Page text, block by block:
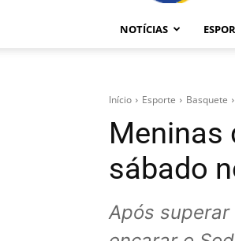
NOTÍCIAS
Início Esporte Basquete
Meninas
sábado
Após superar